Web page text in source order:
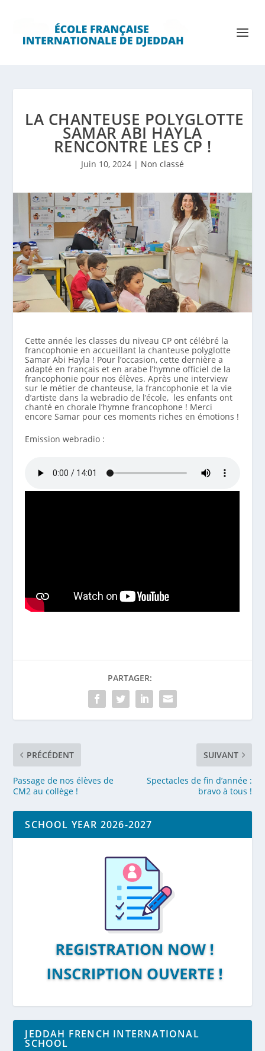
LA CHANTEUSE POLYGLOTTE
SAMAR ABI HAYLA
RENCONTRE LES CP !
Juin 10, 2024 | Non classé
Cette année les classes du niveau CP ont célébré la
francophonie en accueillant la chanteuse polyglotte
Samar Abi Hayla ! Pour l’occasion, cette dernière a
adapté en français et en arabe l’hymne officiel de la
francophonie pour nos élèves. Après une interview
sur le métier de chanteuse, la francophonie et la vie
d’artiste dans la webradio de l’école, les enfants ont
chanté en chorale l’hymne francophone ! Merci
encore Samar pour ces moments riches en émotions !
Emission webradio :
PARTAGER:
PRÉCÉDENT
Passage de nos élèves de
CM2 au collège !
SUIVANT
Spectacles de fin d’année :
bravo à tous !
SCHOOL YEAR 2026-2027
JEDDAH FRENCH INTERNATIONAL
SCHOOL